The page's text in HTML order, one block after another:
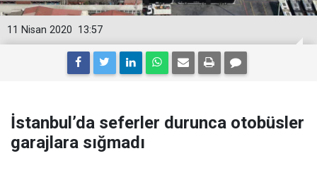
13:57
11 Nisan 2020
İstanbul’da seferler durunca otobüsler
garajlara sığmadı